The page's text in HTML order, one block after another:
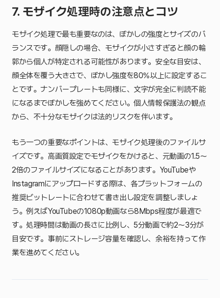
7. モザイク処理時の注意点とコツ
モザイク処理で最も重要なのは、ぼかしの強度とサイズのバ
ランスです。顔隠しの場合、モザイクが小さすぎると顔の輪
郭から個人が特定される可能性があります。安全な目安は、
顔全体を覆う大きさで、ぼかし強度を80%以上に設定するこ
とです。ナンバープレートも同様に、文字が完全に判読不能
になるまでぼかしを強めてください。個人情報保護法の観点
から、不十分なモザイクは法的リスクを伴います。
もう一つの重要なポイントは、モザイク処理後のファイルサ
イズです。高画質設定でモザイクをかけると、元動画の1.5〜
2倍のファイルサイズになることがあります。YouTubeや
Instagramにアップロードする際は、各プラットフォームの
推奨ビットレートに合わせて書き出し設定を調整しましょ
う。例えばYouTubeの1080p動画なら8Mbps程度が最適で
す。処理時間は動画の長さに比例し、5分動画で約2〜3分が
目安です。事前にストレージ容量を確認し、余裕を持って作
業を進めてください。